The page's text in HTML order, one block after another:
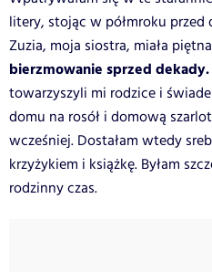
litery, stojąc w półmroku
Zuzia, moja siostra, miała
bierzmowanie sprzed dekady.
towarzyszyli mi rodzice i
domu na rosół i domową
wcześniej. Dostałam wtedy
krzyżykiem i książkę. Byłam
rodzinny czas.